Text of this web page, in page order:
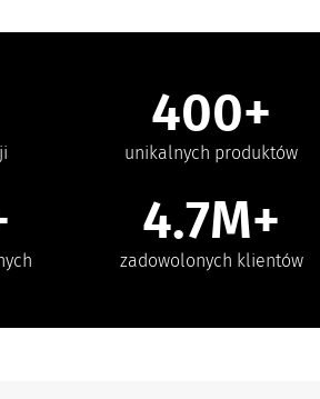
400+
unikalnych produktów
4.7M+
zadowolonych klientów